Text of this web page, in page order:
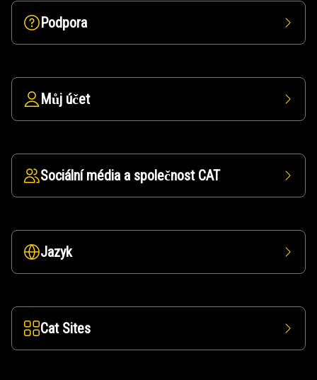
Podpora
Můj účet
Sociální média a společnost CAT
Jazyk
Cat Sites